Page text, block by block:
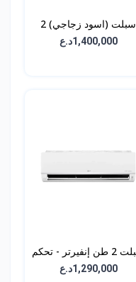
سبلت (اسود زجاجي) 2
طن إنفيرتر - تحكم بالامبير
1,400,000د.ع
سبلت 2 طن إنفيرتر - تحكم
بالامبير بلس -LG 1,290,000د.ع